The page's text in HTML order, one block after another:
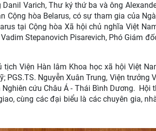
Varich, Thư ký thứ ba và ông
hòa Belarus, có sự tham gia của
tại Cộng hòa Xã hội chủ nghĩa Việt
Stepanovich Pisarevich, Phó Giám
Viện Hàn lâm Khoa học xã hội Việt
PGS.TS. Nguyễn Xuân Trung, Viện trưởng
cứu Châu Á - Thái Bình Dương. Hội
cùng các đại biểu là các chuyên gia,